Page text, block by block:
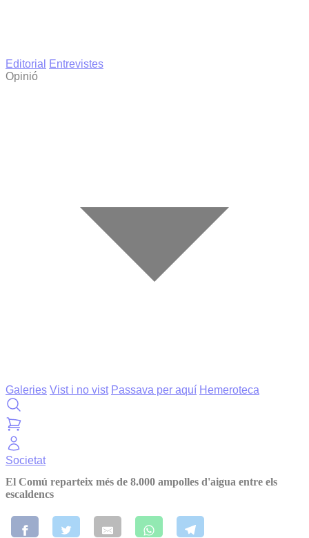
Editorial
Entrevistes
Opinió
Galeries Vist i no vist Passava per aquí Hemeroteca
Societat
El Comú reparteix més de 8.000 ampolles d'aigua entre els
escaldencs